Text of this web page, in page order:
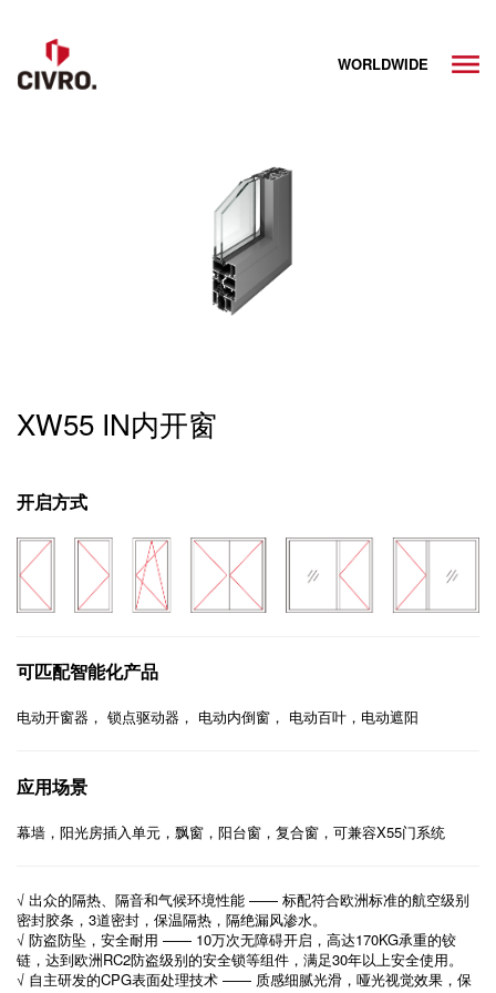
WORLDWIDE
XW55 IN内开窗
开启方式
可匹配智能化产品
电动开窗器， 锁点驱动器， 电动内倒窗， 电动百叶，电动遮阳
应用场景
幕墙，阳光房插入单元，飘窗，阳台窗，复合窗，可兼容X55门系统
√ 出众的隔热、隔音和气候环境性能 —— 标配符合欧洲标准的航空级别
密封胶条，3道密封，保温隔热，隔绝漏风渗水。
√ 防盗防坠，安全耐用 —— 10万次无障碍开启，高达170KG承重的铰
链，达到欧洲RC2防盗级别的安全锁等组件，满足30年以上安全使用。
√ 自主研发的CPG表面处理技术 —— 质感细腻光滑，哑光视觉效果，保